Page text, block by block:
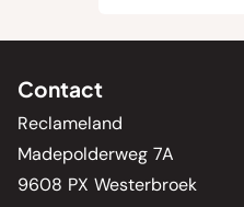
Contact
Reclameland
Madepolderweg 7A
9608 PX Westerbroek